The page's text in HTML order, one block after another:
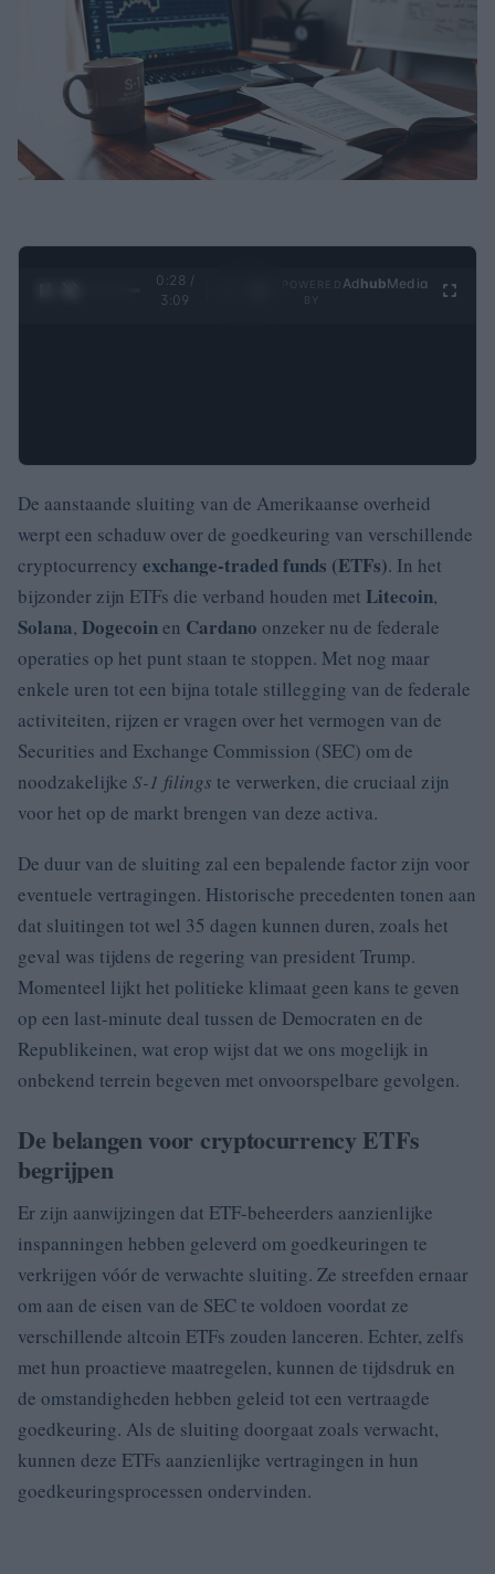
0:29 /
3:09
Ad hubMedia
De aanstaande sluiting van de Amerikaanse overheid
werpt een schaduw over de goedkeuring van verschillende
cryptocurrency exchange-traded funds (ETFs). In het
bijzonder zijn ETFs die verband houden met Litecoin,
Solana, Dogecoinen Cardano onzeker nu de federale
operaties op het punt staan te stoppen. Met nog maar
enkele uren tot een bijna totale stillegging van de federale
activiteiten, rijzen er vragen over het vermogen van de
Securities and Exchange Commission (SEC) om de
noodzakelijke S-1 filings te verwerken, die cruciaal zijn
voor het op de markt brengen van deze activa.
De duur van de sluiting zal een bepalende factor zijn voor
eventuele vertragingen. Historische precedenten tonen aan
dat sluitingen tot wel 35 dagen kunnen duren, zoals het
geval was tijdens de regering van president Trump.
Momenteel lijkt het politieke klimaat geen kans te geven
op een last-minute deal tussen de Democraten en de
Republikeinen, wat erop wijst dat we ons mogelijk in
onbekend terrein begeven met onvoorspelbare gevolgen.
De belangen voor cryptocurrency ETFs
begrijpen
Er zijn aanwijzingen dat ETF-beheerders aanzienlijke
inspanningen hebben geleverd om goedkeuringen te
verkrijgen vóór de verwachte sluiting. Ze streefden ernaar
om aan de eisen van de SEC te voldoen voordat ze
verschillende altcoin ETFs zouden lanceren. Echter, zelfs
met hun proactieve maatregelen, kunnen de tijdsdruk en
de omstandigheden hebben geleid tot een vertraagde
goedkeuring. Als de sluiting doorgaat zoals verwacht,
kunnen deze ETFs aanzienlijke vertragingen in hun
goedkeuringsprocessen ondervinden.